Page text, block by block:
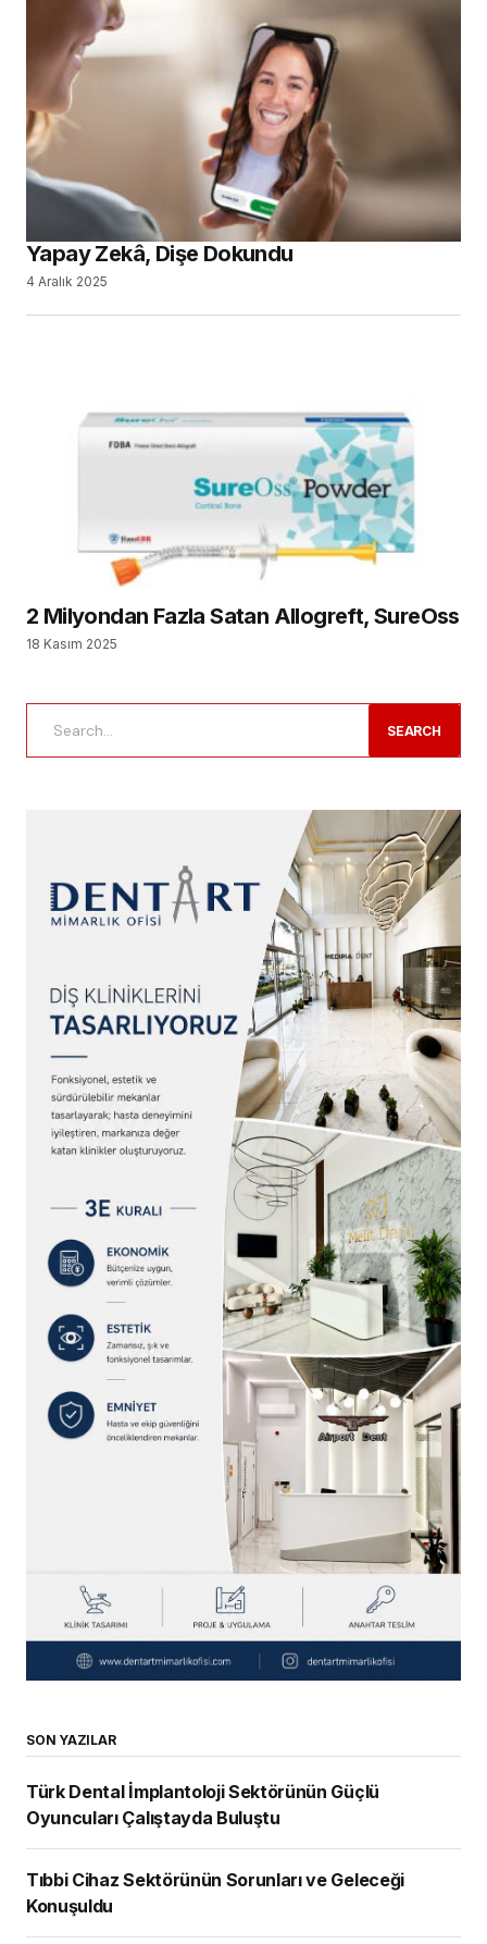
Yapay Zekâ, Dişe Dokundu
4 Aralık 2025
2 Milyondan Fazla Satan Allogreft, SureOss
18 Kasım 2025
SEARCH
SON YAZILAR
Türk Dental İmplantoloji Sektörünün Güçlü
Oyuncuları Çalıştayda Buluştu
Tıbbi Cihaz Sektörünün Sorunları ve Geleceği
Konuşuldu